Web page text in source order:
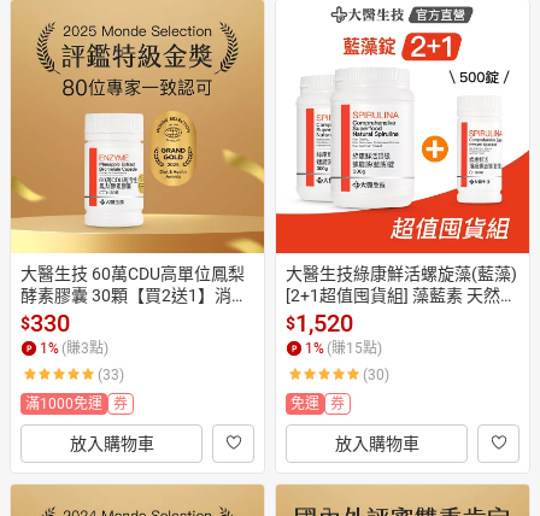
大醫生技 60萬CDU高單位鳳梨
酵素膠囊 30顆【買2送1】消化
酵素
$330
1 % (賺3點)
(33)
滿1000免運
券
放入購物車
大醫生技綠康鮮活螺旋藻(藍藻)
[2+1超值囤貨組] 藻藍素 天然綜
合維他命 300公克2入贈500錠
$1,520
1 % (賺15點)
(30)
免運
券
放入購物車